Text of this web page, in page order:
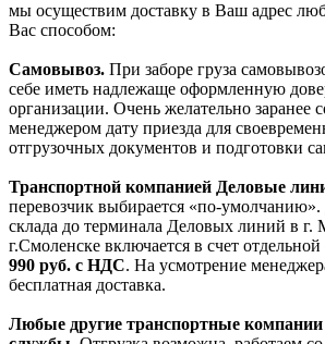
мы осуществим доставку в Ваш адрес
Вас способом:
Самовывоз. При заборе груза
себе иметь надлежаще оформленную
организации. Очень желательно заранее
менеджером дату приезда для
отгрузочных документов и подготовки
Транспортной компанией Деловые
перевозчик выбирается «по-
склада до терминала Деловых линий в г.
г.Смоленске включается в счет
990 руб. с НДС. На усмотрение
бесплатная доставка.
Любые другие транспортные компании